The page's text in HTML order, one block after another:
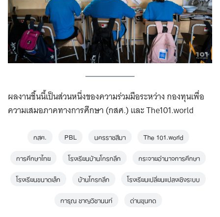
ผลงานชิ้นนี้เป็นส่วนหนึ่งของความร่วมมือระหว่าง กองทุนเพื่อ
ความเสมอภาคทางการศึกษา (กสศ.) และ The101.world
กสศ. PBL นครราชสีมา
The 101.world
การศึกษาไทย
โรงเรียนบ้านโกรกลึก
กระจายอำนาจการศึกษา
โรงเรียนขนาดเล็ก
บ้านโกรกลึก
โรงเรียนเปลี่ยนแปลงเชิงระบบ
การุณ ชาญวิชานนท์
ด่านขุนทด